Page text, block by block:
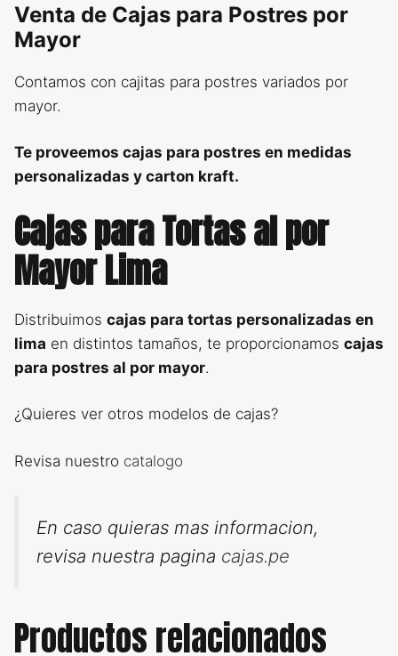
Venta de Cajas para Postres por
Mayor
Contamos con cajitas para postres variados por
mayor.
Te proveemos cajas para postres en medidas
personalizadas y carton kraft.
Cajas para Tortas al por
Mayor Lima
Distribuimos cajas para tortas personalizadas en
lima en distintos tamaños, te proporcionamos cajas
para postres al por mayor.
¿Quieres ver otros modelos de cajas?
Revisa nuestro catalogo
En caso quieras mas informacion,
revisa nuestra pagina cajas.pe
Productos relacionados